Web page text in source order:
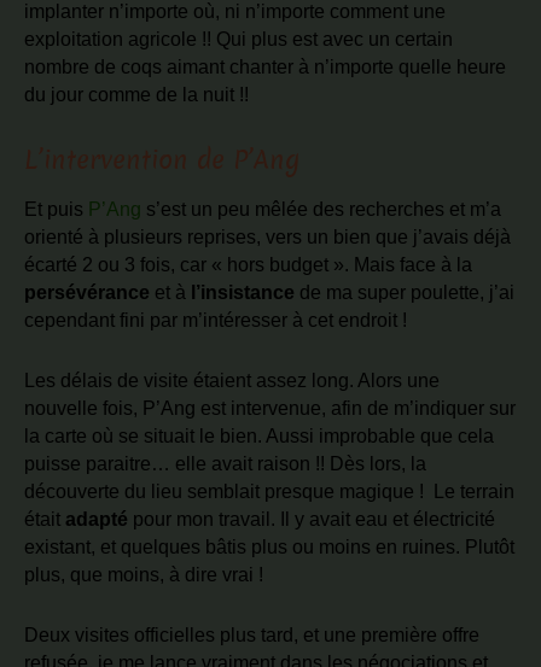
implanter n’importe où, ni n’importe comment une
exploitation agricole !! Qui plus est avec un certain
nombre de coqs aimant chanter à n’importe quelle heure
du jour comme de la nuit !!
Et puis P’Ang s’est un peu mêlée des recherches et m’a
orienté à plusieurs reprises, vers un bien que j’avais déjà
écarté 2 ou 3 fois, car « hors budget ». Mais face à la
persévérance et à l’insistance de ma super poulette, j’ai
cependant fini par m’intéresser à cet endroit !
Les délais de visite étaient assez long. Alors une
nouvelle fois, P’Ang est intervenue, afin de m’indiquer sur
la carte où se situait le bien. Aussi improbable que cela
puisse paraitre… elle avait raison !! Dès lors, la
découverte du lieu semblait presque magique ! Le terrain
était adapté pour mon travail. Il y avait eau et électricité
existant, et quelques bâtis plus ou moins en ruines. Plutôt
plus, que moins, à dire vrai !
Deux visites officielles plus tard, et une première offre